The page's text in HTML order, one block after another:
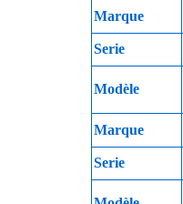
Marque
Serie
Modèle
Marque
Serie